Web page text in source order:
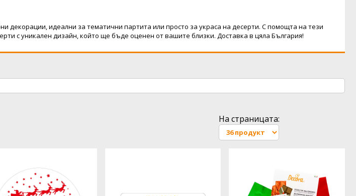
декорации, идеални за тематични партита или просто за украса на десерти. С помощта на тези
с уникален дизайн, който ще бъде оценен от вашите близки. Доставка в цяла България!
На страницата: